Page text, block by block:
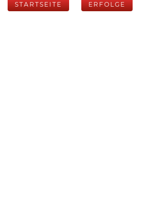
STARTSEITE ERFOLGE